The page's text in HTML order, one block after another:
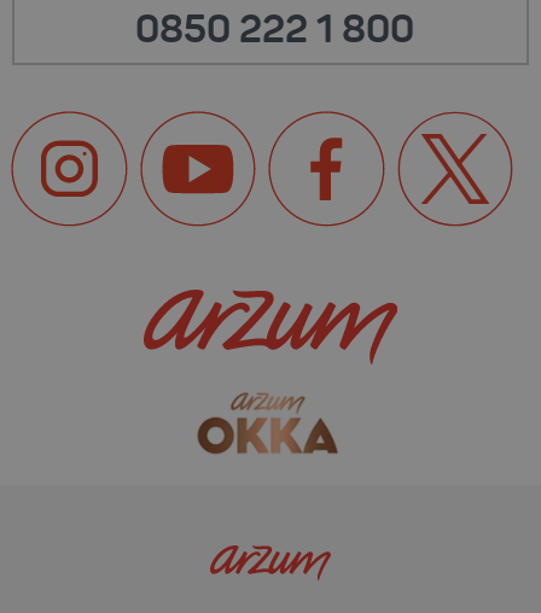
0850 222 1 800